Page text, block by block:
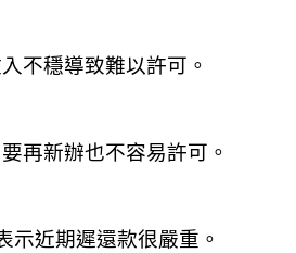
不穩導致難以許可。
再新辦也不容易許可。
示近期遲還款很嚴重。